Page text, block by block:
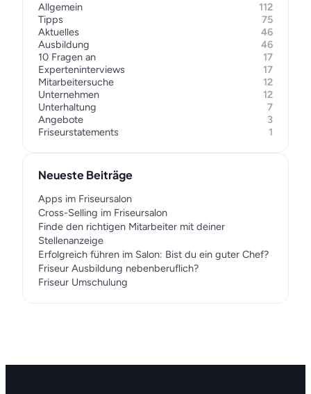
Allgemein
112
Tipps
75
Aktuelles
46
Ausbildung
46
10 Fragen an
17
Experteninterviews
17
Mitarbeitersuche
12
Unternehmen
12
Unterhaltung
7
Angebote
3
Friseurstatements
1
Neueste Beiträge
Apps im Friseursalon
Cross-Selling im Friseursalon
Finde den richtigen Mitarbeiter mit deiner
Stellenanzeige
Erfolgreich führen im Salon: Bist du ein guter Chef?
Friseur Ausbildung nebenberuflich?
Friseur Umschulung